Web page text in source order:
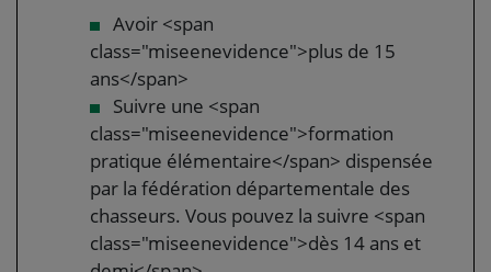
Avoir <span
class="miseenevidence">plus de 15
ans</span>
Suivre une <span
class="miseenevidence">formation
pratique élémentaire</span> dispensée
par la fédération départementale des
chasseurs. Vous pouvez la suivre <span
class="miseenevidence">dès 14 ans et